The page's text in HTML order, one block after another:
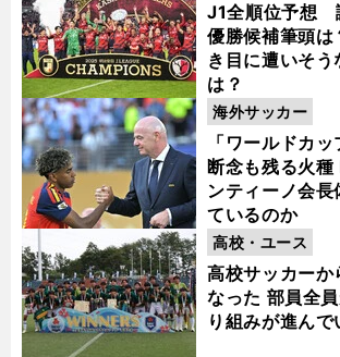
J1全順位予想
優勝候補筆頭
き目に遭いそう
は？
「ワールドカ
断念も残る火
ンティーノ会長
ているのか
海外サッカー
高校サッカーか
なった 部員全
り組みが進んで
高校・ユース